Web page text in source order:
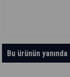
Bu ürünün